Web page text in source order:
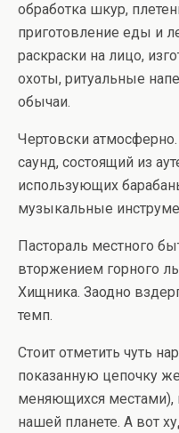
обработка шкур,
приготовление еды и
раскраски на лицо,
охоты, ритуальные
обычаи.
Чертовски
саунд, состоящий из
использующих
музыкальные
Пастораль местного
вторжением горного
Хищника. Заодно
темп.
Стоит отметить чуть
показанную цепочку
меняющихся местами),
нашей планете. А вот